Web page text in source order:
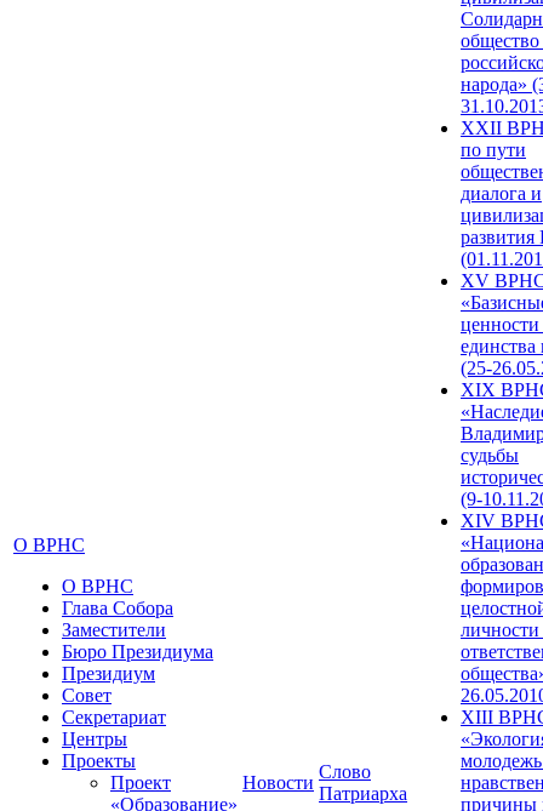
О ВРНС
О ВРНС
Глава Собора
Заместители
Бюро Президиума
Президиум
Совет
Секретариат
Центры
Проекты
Проект
«Образование»
Новости
Слово
Патриарха
народа»
XXII
по пути
диалога и
развития
XV
единства
(25-
XIX
судьбы
(9-
XIV
XIII
причины